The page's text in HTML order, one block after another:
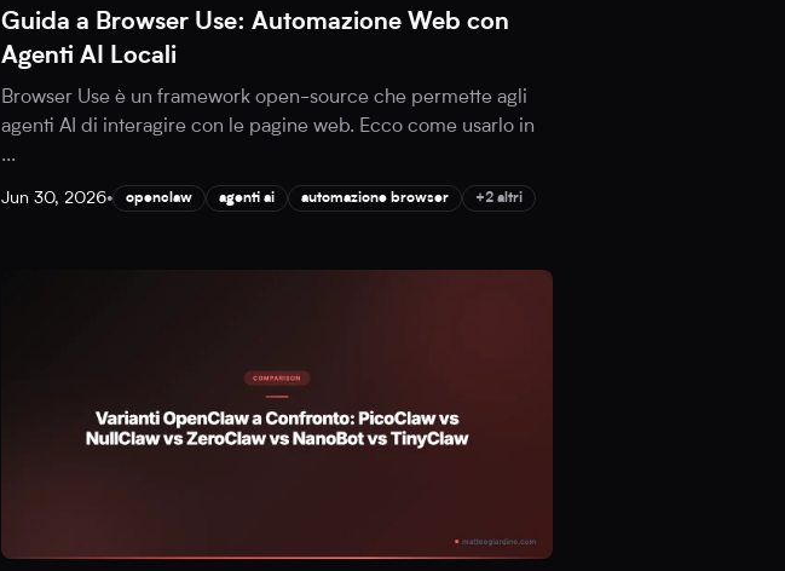
Guida a Browser Use: Automazione Web con
Agenti AI Locali
Browser Use è un framework open-source che permette agli
agenti AI di interagire con le pagine web. Ecco come usarlo in
...
Jun 30, 2026• openclaw agenti ai automazione browser +2 altri